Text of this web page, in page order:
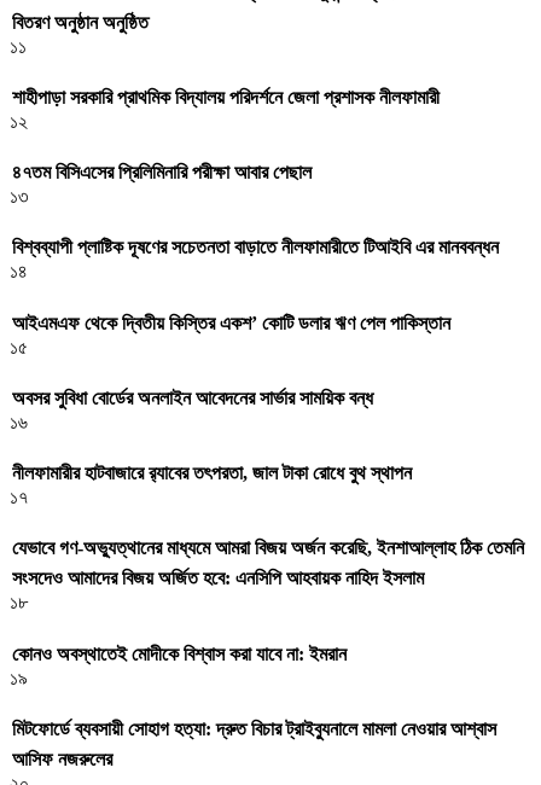
বিতরণ অনুষ্ঠান অনুষ্ঠিত
১১
শাহীপাড়া সরকারি প্রাথমিক বিদ্যালয় পরিদর্শনে জেলা প্রশাসক নীলফামারী
১২
৪৭তম বিসিএসের প্রিলিমিনারি পরীক্ষা আবার পেছাল
১৩
বিশ্বব্যাপী প্লাষ্টিক দূষণের সচেতনতা বাড়াতে নীলফামারীতে টিআইবি এর মানববন্ধন
১৪
আইএমএফ থেকে দ্বিতীয় কিস্তির একশ’ কোটি ডলার ঋণ পেল পাকিস্তান
১৫
অবসর সুবিধা বোর্ডের অনলাইন আবেদনের সার্ভার সাময়িক বন্ধ
১৬
নীলফামারীর হাটবাজারে র‌্যাবের তৎপরতা, জাল টাকা রোধে বুথ স্থাপন
১৭
যেভাবে গণ-অভ্যুত্থানের মাধ্যমে আমরা বিজয় অর্জন করেছি, ইনশাআল্লাহ ঠিক তেমনি
সংসদেও আমাদের বিজয় অর্জিত হবে: এনসিপি আহবায়ক নাহিদ ইসলাম
১৮
কোনও অবস্থাতেই মোদীকে বিশ্বাস করা যাবে না: ইমরান
১৯
মিটফোর্ডে ব্যবসায়ী সোহাগ হত্যা: দ্রুত বিচার ট্রাইব্যুনালে মামলা নেওয়ার আশ্বাস
আসিফ নজরুলের